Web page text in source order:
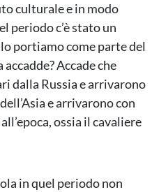
culturale e in modo
periodo c’è stato un
portiamo come parte del
Accade che
dalla Russia e arrivarono
e arrivarono con
ossia il cavaliere
in quel periodo non